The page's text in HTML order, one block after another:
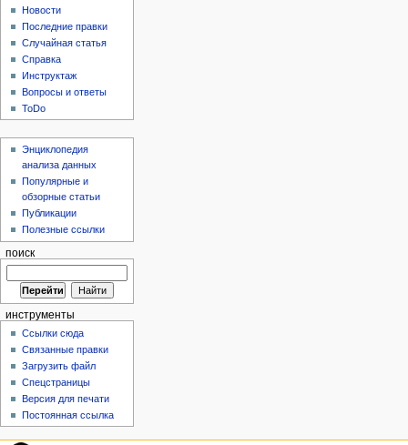
Новости
Последние правки
Случайная статья
Справка
Инструктаж
Вопросы и ответы
ToDo
Энциклопедия
анализа данных
Популярные и
обзорные статьи
Публикации
Полезные ссылки
поиск
инструменты
Ссылки сюда
Связанные правки
Загрузить файл
Спецстраницы
Версия для печати
Постоянная ссылка